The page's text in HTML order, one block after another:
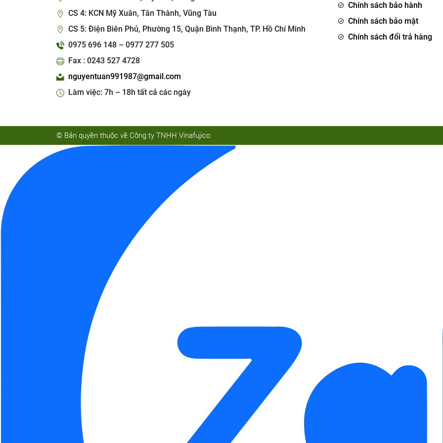
CS 4: KCN Mỹ Xuân, Tân Thành, Vũng Tàu
CS 5: Điện Biên Phủ, Phường 15, Quận Bình Thạnh, TP. Hồ Chí Minh
0975 696 148 – 0977 277 505
Fax : 0243 527 4728
nguyentuan991987@gmail.com
Làm việc: 7h – 18h tất cả các ngày
Chính sách bảo hành
Chính sách bảo mật
Chính sách đổi trả hàng
© Bản quyền thuộc về Công ty TNHH Vinafujico